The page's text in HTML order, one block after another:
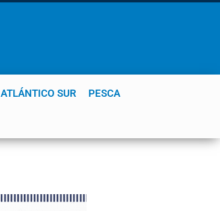
ATLÁNTICO SUR PESCA